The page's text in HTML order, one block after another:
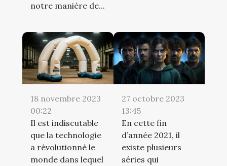
notre manière de...
18 novembre 2023
00:22
Il est indiscutable
que la technologie
a révolutionné le
monde dans lequel
27 octobre 2023
13:45
En cette fin
d’année 2021, il
existe plusieurs
séries qui